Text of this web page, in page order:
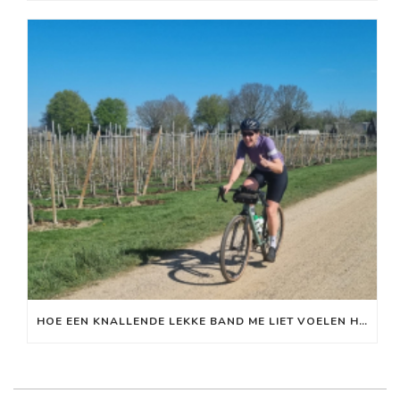
HOE EEN KNALLENDE LEKKE BAND ME LIET VOELEN HOE MIJN ZENUWSTELSEL WERKT